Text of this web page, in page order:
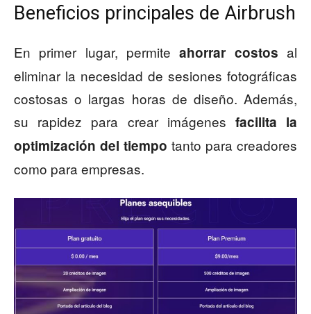
Beneficios principales de Airbrush
En primer lugar, permiteahorrar costos al
eliminar la necesidad de sesiones fotográficas
costosas o largas horas de diseño. Además,
su rapidez para crear imágenes facilita la
optimización del tiempo tanto para creadores
como para empresas.